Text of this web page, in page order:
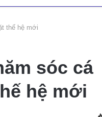
thế hệ mới
sóc cá
hệ mới